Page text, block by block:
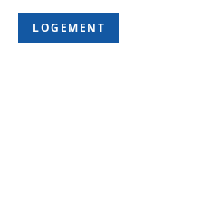
LOGEMENT